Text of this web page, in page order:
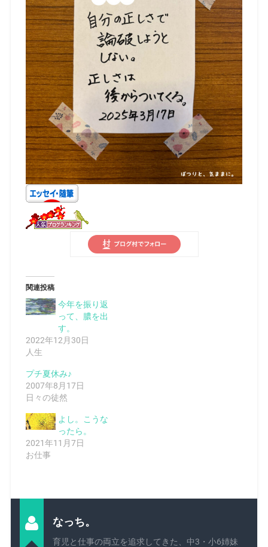
関連投稿
今年を振り返
って、膿を出
す。
2022年12月30日
人生
プチ夏休み♪
2007年8月17日
日々の徒然
よし。こうな
ったら。
2021年11月7日
お仕事
なっち。
育児と仕事の両立を追求してきた、中3・小6姉妹